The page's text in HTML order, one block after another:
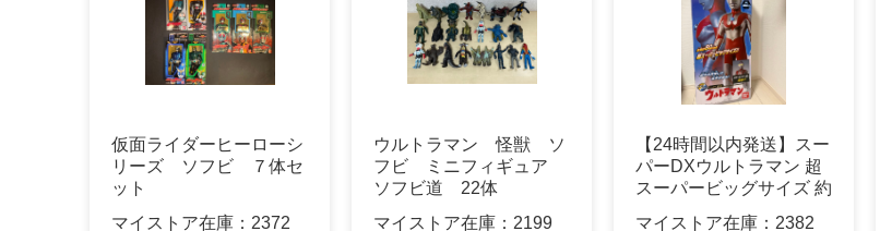
仮面ライダーヒーローシ
リーズ ソフビ ７体セ
ット
マイストア在庫： 2372
ウルトラマン 怪獣 ソ
フビ ミニフィギュア
ソフビ道 22体
マイストア在庫： 2199
【24時間以内発送】スー
パーDXウルトラマン 超
スーパービッグサイズ 約
マイストア在庫： 2382